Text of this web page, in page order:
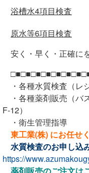
浴槽水4項目検査
原水等6項目検査
安く・早く・正確に
・各種水質検査（レ
・各種薬剤販売（バ
F-12）
・衛生管理指導
東工業(株) にお任せ
水質検査のお申し込
https://